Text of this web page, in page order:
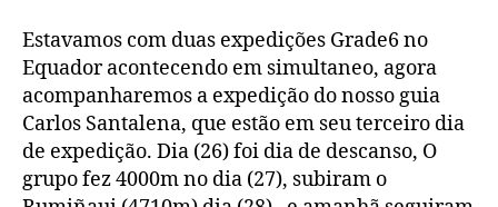
Estavamos com duas expedições Grade6 no
Equador acontecendo em simultaneo, agora
acompanharemos a expedição do nosso guia
Carlos Santalena, que estão em seu terceiro dia
de expedição. Dia (26) foi dia de descanso, O
grupo fez 4000m no dia (27), subiram o